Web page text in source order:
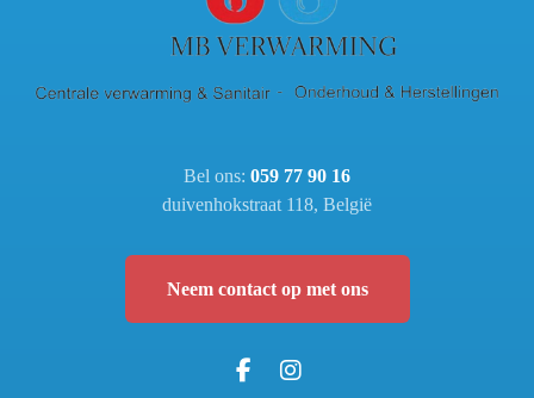
Bel ons: 059 77 90 16
duivenhokstraat 118, België
Neem contact op met ons